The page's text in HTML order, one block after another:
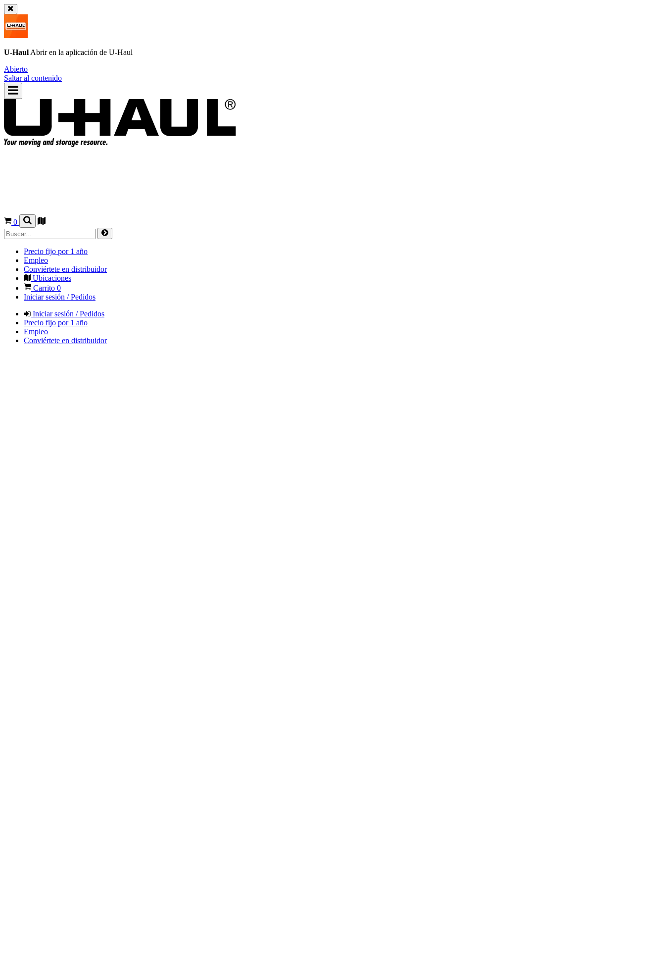
U-Haul Abrir en la aplicación de U-Haul
Abierto
Saltar al contenido
0
Precio fijo por 1 año
Empleo
Conviértete en distribuidor
Ubicaciones
Carrito 0
Iniciar sesión / Pedidos
Iniciar sesión / Pedidos
Precio fijo por 1 año
Empleo
Conviértete en distribuidor